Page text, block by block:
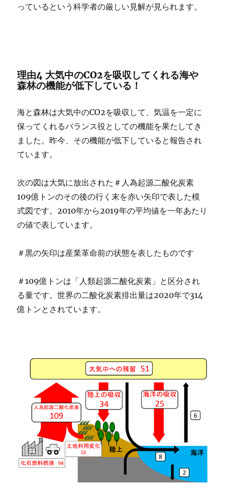
っているという科学者の厳しい見解が見られます。
理由4 大気中のCO2を吸収してくれる海や
森林の機能が低下している！
海と森林は大気中のCO2を吸収して、気温を一定に
保ってくれるバランス役としての機能を果たしてき
ました。昨今、その機能が低下していると報告され
ています。
次の図は大気に放出された＃人為起源二酸化炭素
109億トンのその後の行く末を赤い矢印で表した模
式図です。2010年から2019年の平均値を一年あたり
の値で表しています。
＃黒の矢印は産業革命前の状態を表したものです
＃109億トンは「人類起源二酸化炭素」と区分され
る量です。世界の二酸化炭素排出量は2020年で314
億トンとされています。